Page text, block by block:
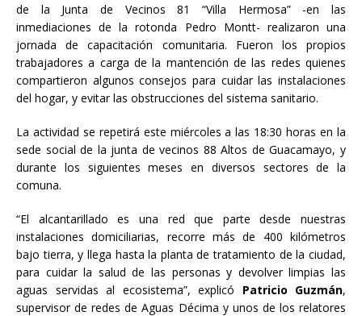
de la Junta de Vecinos 81 “Villa Hermosa” -en las
inmediaciones de la rotonda Pedro Montt- realizaron una
jornada de capacitación comunitaria. Fueron los propios
trabajadores a carga de la mantención de las redes quienes
compartieron algunos consejos para cuidar las instalaciones
del hogar, y evitar las obstrucciones del sistema sanitario.
La actividad se repetirá este miércoles a las 18:30 horas en la
sede social de la junta de vecinos 88 Altos de Guacamayo, y
durante los siguientes meses en diversos sectores de la
comuna.
“El alcantarillado es una red que parte desde nuestras
instalaciones domiciliarias, recorre más de 400 kilómetros
bajo tierra, y llega hasta la planta de tratamiento de la ciudad,
para cuidar la salud de las personas y devolver limpias las
aguas servidas al ecosistema”, explicó Patricio Guzmán,
supervisor de redes de Aguas Décima y unos de los relatores